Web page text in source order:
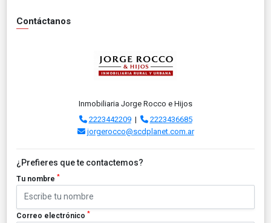
Contáctanos
Inmobiliaria Jorge Rocco e Hijos
2223442209|
2223436685
jorgerocco@scdplanet.com.ar
¿Prefieres que te contactemos?
Tu nombre *
Correo electrónico *